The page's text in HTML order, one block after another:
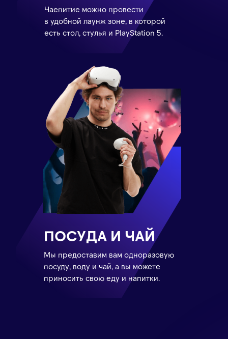
Мы предоставим вам одноразовую
посуду, воду и чай, а вы можете
приносить свою еду и напитки.
ПОСУДА И ЧАЙ
Чаепитие можно провести
в удобной лаунж зоне, в которой
есть стол, стулья и PlayStation 5.